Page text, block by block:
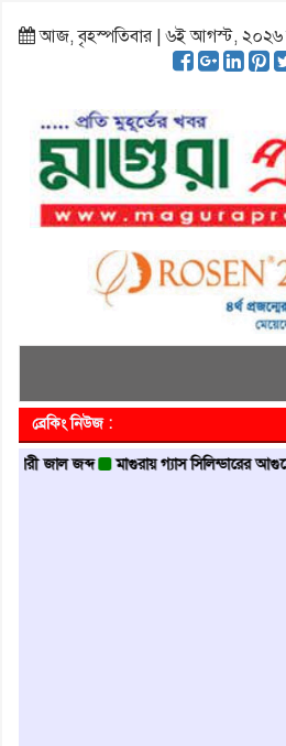
আজ, বৃহস্পতিবার | ৬ই আগস্ট, ২০২৬
ব্রেকিং নিউজ :
জব্দ মাগুরায় গ্যাস সিলিন্ডারের আগুনে এক